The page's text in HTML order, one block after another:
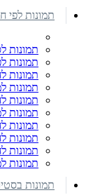
תמונות לפי
תמונות
תמונות
תמונות
תמונות
תמונות
תמונות
תמונות
תמונות
תמונות
תמונות
תמונות